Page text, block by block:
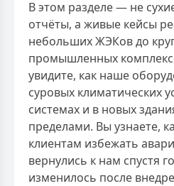
В этом разделе — не
отчёты, а живые кейсы
небольших ЖЭКов до
промышленных
увидите, как наше
суровых климатических
системах и в новых
пределами. Вы узнаете,
клиентам избежать
вернулись к нам спустя
изменилось после